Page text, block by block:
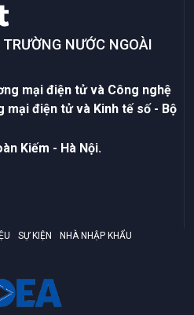
NƯỚC NGOÀI
mại điện tử và Công nghệ
mại điện tử và Kinh tế số - Bộ
Kiếm - Hà Nội.
SỰ KIỆN
NHÀ NHẬP KHẨU